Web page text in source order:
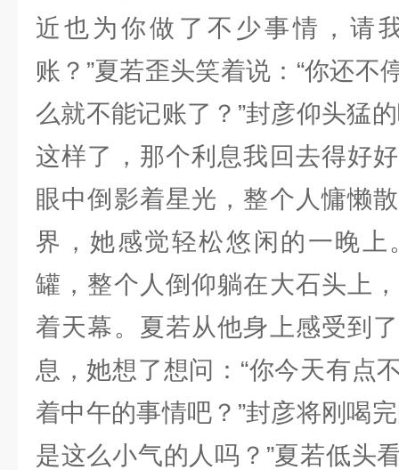
近也为你做了不少事情，请
账？”夏若歪头笑着说：“你还不
么就不能记账了？”封彦仰头猛
这样了，那个利息我回去得好
眼中倒影着星光，整个人慵懒
界，她感觉轻松悠闲的一晚
罐，整个人倒仰躺在大石头上
着天幕。夏若从他身上感受到
息，她想了想问：“你今天有点
着中午的事情吧？”封彦将刚喝
是这么小气的人吗？”夏若低头